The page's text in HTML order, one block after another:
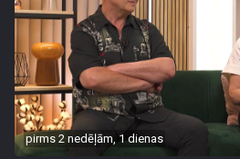
pirms 2 nedēļām, 1 dienas